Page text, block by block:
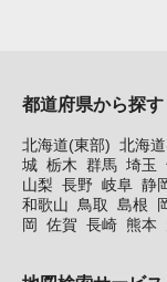
都道府県から探す
北海道(東部) 北海
城 栃木 群馬 埼玉
山梨 長野 岐阜 静
和歌山 鳥取 島根
岡
佐賀 長崎 熊本